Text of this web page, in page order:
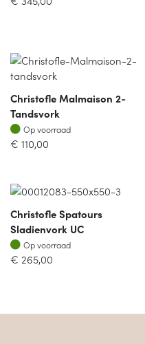
Christofle Malmaison 2-
Tandsvork
Op voorraad
Op voorraad
€ 110,00
Christofle Spatours
Sladienvork UC
Op voorraad
Op voorraad
€ 265,00